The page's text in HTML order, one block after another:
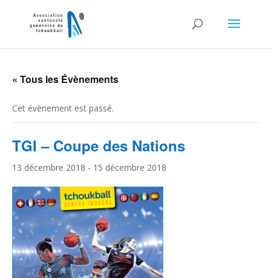
« Tous les Évènements
Cet évènement est passé.
TGI – Coupe des Nations
13 décembre 2018 - 15 décembre 2018